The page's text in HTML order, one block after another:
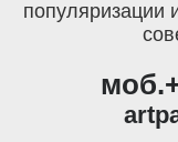
популяризации